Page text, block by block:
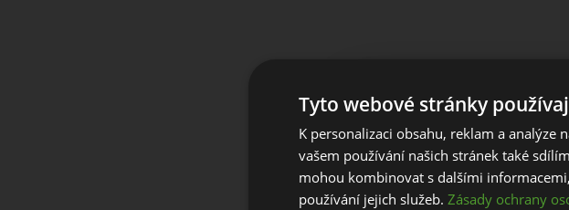
For European orders outside
Tyto webové stránky
K personalizaci obsahu, reklam a
vašem používání našich stránek také
mohou kombinovat s dalšími
používání jejich služeb. Zásady ochrany